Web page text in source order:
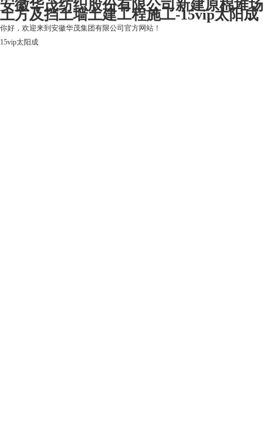
安徽华茂纺织股份有限公司新建原棉堆场
土方及挡土墙土建工程施工-15vip太阳成
你好，欢迎来到安徽华茂集团有限公司官方网站！
15vip太阳成